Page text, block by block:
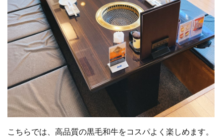
こちらでは、高品質の黒毛和牛をコスパよく楽しめます。